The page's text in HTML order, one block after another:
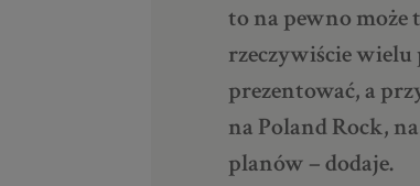
to na pewno może
rzeczywiście wielu
prezentować, a
na Poland Rock,
planów – dodaje.